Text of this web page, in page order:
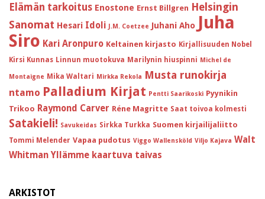
Elämän tarkoitus Enostone Ernst Billgren Helsingin
Sanomat Hesari Idoli J.M. Coetzee Juhani Aho Juha
Siro Kari Aronpuro Keltainen kirjasto Kirjallisuuden Nobel
Kirsi Kunnas Linnun muotokuva Marilynin hiuspinni Michel de
Montaigne Mika Waltari Mirkka Rekola Musta runokirja
ntamo Palladium Kirjat Pentti Saarikoski Pyynikin
Trikoo Raymond Carver Réne Magritte Saat toivoa kolmesti
Satakieli! Savukeidas Sirkka Turkka Suomen kirjailijaliitto
Tommi Melender Vapaa pudotus Viggo Wallensköld Viljo Kajava Walt
Whitman Yllämme kaartuva taivas
ARKISTOT